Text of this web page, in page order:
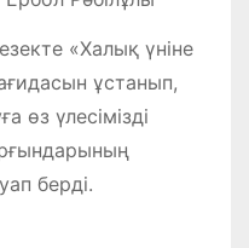
«Халық үніне
ұстанып,
өз үлесімізді
берді.